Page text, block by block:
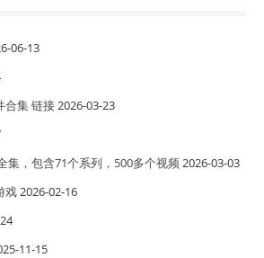
06-13
合集 链接2026-03-23
集，包含71个系列，500多个视频2026-03-03
戏2026-02-16
11-15